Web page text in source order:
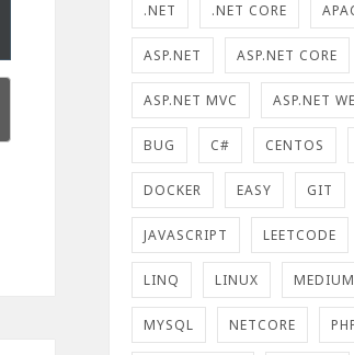
.NET .NET CORE
ASP.NET ASP.NET CORE
ASP.NET MVC ASP.NET
BUG C# CENTOS
DOCKER EASY GIT
JAVASCRIPT LEETCODE
LINQ LINUX MEDIUM
MYSQL NETCORE